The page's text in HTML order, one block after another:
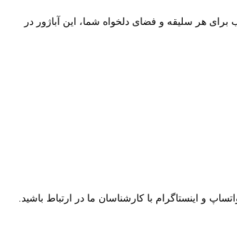
و اینستاگرام با کارشناسان ما در ارتباط باشید.